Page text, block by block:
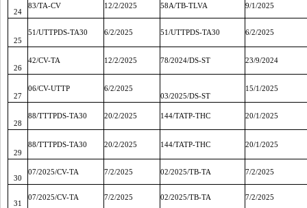
24
83/TA-CV 12/2/2025 58A/TB-TLVA 9/1/2025
25
51/UTTPDS-TA30 6/2/2025 51/UTTPDS-TA30 6/2/2025
26
42/CV-TA 12/2/2025 78/2024/DS-ST 23/9/2024
27
06/CV-UTTP
6/2/2025
03/2025/DS-ST
15/1/2025
28
88/TTTPDS-TA30 20/2/2025 144/TATP-THC 20/1/2025
29
88/TTTPDS-TA30 20/2/2025 144/TATP-THC 20/1/2025
30
07/2025/CV-TA 7/2/2025 02/2025/TB-TA 7/2/2025
31
07/2025/CV-TA 7/2/2025 02/2025/TB-TA 7/2/2025